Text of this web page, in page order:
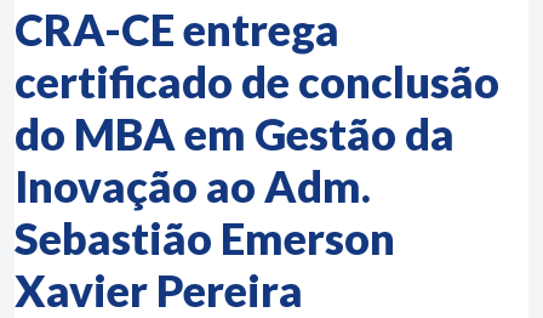
CRA-CE entrega
certificado de conclusão
do MBA em Gestão da
Inovação ao Adm.
Sebastião Emerson
Xavier Pereira